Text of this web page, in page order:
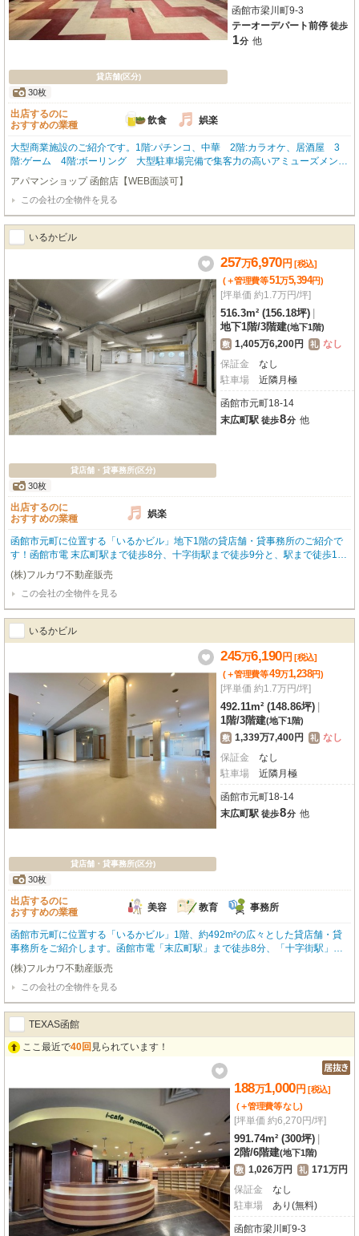
貸店舗(区分)
30枚
函館市梁川町9-3
テーオーデパート前停 徒歩
1分 他
出店するのに
おすすめの業種
飲食 娯楽
大型商業施設のご紹介です。1階:パチンコ、中華 2階:カラオケ、居酒屋 3
階:ゲーム 4階:ボーリング 大型駐車場完備で集客力の高いアミューズメント
ビルです。 お問合わせはアパマンショップ函館地域№1の物件取扱数の函館店
0138-46-9300まで☆
アパマンショップ 函館店【WEB面談可】
この会社の全物件を見る
いるかビル
貸店舗・貸事務所(区分)
30枚
257万6,970円 [税込]
(＋管理費等51万5,394円)
[坪単価 約1.7万円/坪]
516.3m² (156.18坪)
地下1階/3階建(地下1階)
敷 1,405万6,200円 礼 なし
保証金
なし
駐車場
近隣月極
函館市元町18-14
末広町駅 徒歩8分 他
出店するのに
おすすめの業種
娯楽
函館市元町に位置する「いるかビル」地下1階の貸店舗・貸事務所のご紹介で
す！函館市電 末広町駅まで徒歩8分、十字街駅まで徒歩9分と、駅まで徒歩10
分圏内でアクセス良好です。広々とした専有面積516.3㎡を誇り、防音室も完
備しているため、アミューズメント施設や音楽関係のイベント業者様にもおす
すめです。エアコン、男女別トイレ、照明器具、給排水設備が整っており、快
適なビジネス空間を実現します。さらに、近隣には月極駐車場が10台分確保さ
れており、お車でのアクセスも便利。歴史と文化が息づく元町で、新たなビジ
ネスを始めてみませんか？まずはお気軽にお問い合わせください！
(株)フルカワ不動産販売
この会社の全物件を見る
いるかビル
貸店舗・貸事務所(区分)
30枚
245万6,190円 [税込]
(＋管理費等49万1,238円)
[坪単価 約1.7万円/坪]
492.11m² (148.86坪)
1階/3階建(地下1階)
敷 1,339万7,400円 礼 なし
保証金
なし
駐車場
近隣月極
函館市元町18-14
末広町駅 徒歩8分 他
出店するのに
おすすめの業種
美容 教育 事務所
函館市元町に位置する「いるかビル」1階、約492m²の広々とした貸店舗・貸
事務所をご紹介します。函館市電「末広町駅」まで徒歩8分、「十字街駅」ま
で徒歩9分と、主要駅へのアクセスも便利です。美容・健康・介護、教育・ス
クール、事務所など、多岐にわたるビジネス展開に対応できるゆとりの空間。
エアコン、エレベーター、男女別トイレ（共用部）、照明器具といった設備も
充実しており、快適なビジネス環境をサポートします。観光スポットが点在す
る元町エリアは集客力も期待でき、近隣には幼稚園や学校も多く、教育関連事
業にも適しています。近隣月極駐車場も10台分確保されており、車でのご利用
にも便利です。函館の歴史と文化が息づく元町で、新たなビジネスチャンスを
(株)フルカワ不動産販売
この会社の全物件を見る
TEXAS函館
ここ最近で40回 見られています！
188万1,000円 [税込]
(＋管理費等なし)
[坪単価 約6,270円/坪]
991.74m² (300坪)
2階/6階建(地下1階)
敷 1,026万円 礼 171万円
保証金
なし
駐車場
あり(無料)
函館市梁川町9-3